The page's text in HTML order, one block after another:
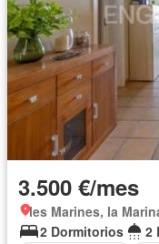
3.500 €/mes
les Marines, la
2 Dormitorios
2